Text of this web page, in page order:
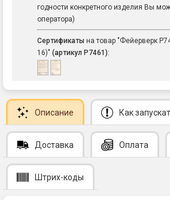
годности конкретного изделия Вы
оператора)
Сертификаты на товар "Фейерверк
16)" (артикул Р7461):
Описание Как
Доставка Оплата
Штрих-коды